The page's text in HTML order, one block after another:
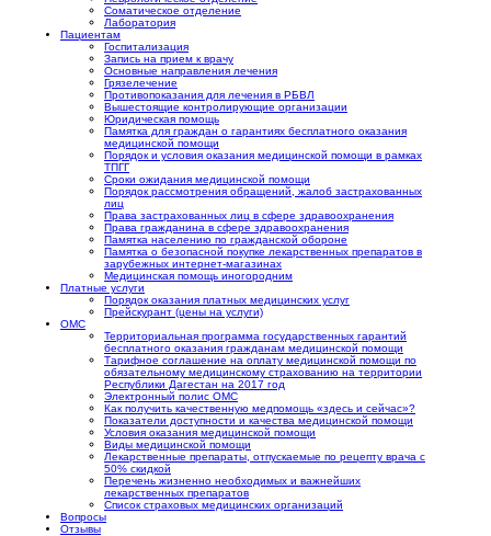
Соматическое отделение
Лаборатория
Пациентам
Госпитализация
Запись на прием к врачу
Основные направления лечения
Грязелечение
Противопоказания для лечения в РБВЛ
Вышестоящие контролирующие организации
Юридическая помощь
Памятка для граждан о гарантиях бесплатного оказания
медицинской помощи
Порядок и условия оказания медицинской помощи в рамках
ТПГГ
Сроки ожидания медицинской помощи
Порядок рассмотрения обращений, жалоб застрахованных
лиц
Права застрахованных лиц в сфере здравоохранения
Права гражданина в сфере здравоохранения
Памятка населению по гражданской обороне
Памятка о безопасной покупке лекарственных препаратов в
зарубежных интернет-магазинах
Медицинская помощь иногородним
Платные услуги
Порядок оказания платных медицинских услуг
Прейскурант (цены на услуги)
ОМС
Территориальная программа государственных гарантий
бесплатного оказания гражданам медицинской помощи
Тарифное соглашение на оплату медицинской помощи по
обязательному медицинскому страхованию на территории
Республики Дагестан на 2017 год
Электронный полис ОМС
Как получить качественную медпомощь «здесь и сейчас»?
Показатели доступности и качества медицинской помощи
Условия оказания медицинской помощи
Виды медицинской помощи
Лекарственные препараты, отпускаемые по рецепту врача с
50% скидкой
Перечень жизненно необходимых и важнейших
лекарственных препаратов
Список страховых медицинских организаций
Вопросы
Отзывы